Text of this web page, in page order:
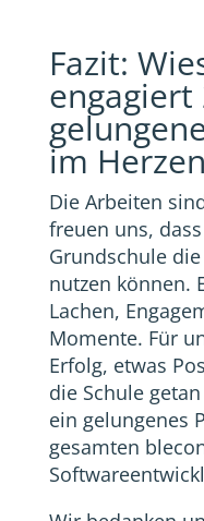
Fazit:
engagiert
im
Die Arbeiten
freuen uns,
Grundschule
nutzen können.
Lachen,
Momente. Für
Erfolg, etwas
die Schule
ein gelungenes
gesamten